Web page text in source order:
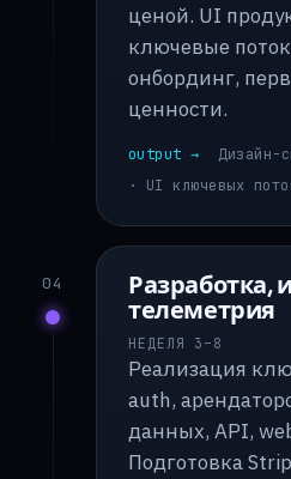
ценой. UI
ключевые
онбординг,
ценности.
output →
Дизайн-
· UI ключевых
04
Разработка,
телеметрия
НЕДЕЛЯ 3–8
Реализация
auth,
данных, API,
Подготовка